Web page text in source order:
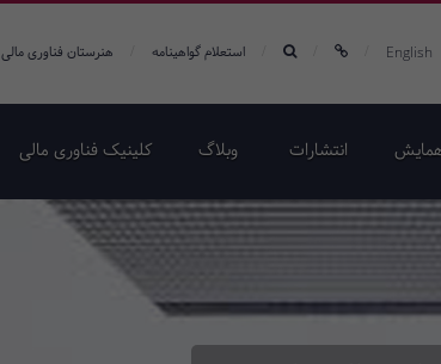
English استعلام گواهینامه هنرستان فناوری مالی
انتشارات وبلاگ کلینیک فناوری مالی